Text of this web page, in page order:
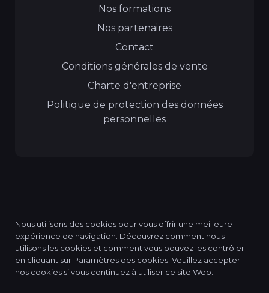
Nos formations
Nos partenaires
Contact
Conditions générales de vente
Charte d'entreprise
Politique de protection des données
personnelles
© 2026 QMP MANAGEMENT, tous les droits sont
réservés.
Nous utilisons des cookies pour vous offrir une meilleure
expérience de navigation. Découvrez comment nous
utilisons les cookies et comment vous pouvez les contrôler
en cliquant sur Paramètres des cookies. Veuillez accepter
nos cookies si vous continuez à utiliser ce site Web.